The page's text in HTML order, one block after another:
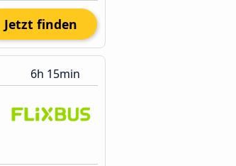
Jetzt finden
6h 15min